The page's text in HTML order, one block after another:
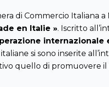
di Commercio Italiana a
en Italie ». Iscritto
internazionale
si sono inserite
quello di promuovere